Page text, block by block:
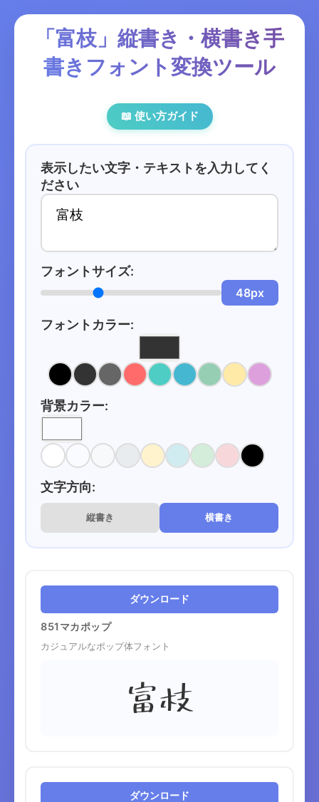
「富枝」縦書き・横書き手
書きフォント変換ツール
📖 使い方ガイド
表示したい文字・テキストを入力してく
ださい
フォントサイズ:
48px
フォントカラー:
背景カラー:
文字方向:
縦書き 横書き
ダウンロード
851マカポップ
カジュアルなポップ体フォント
富枝
ダウンロード